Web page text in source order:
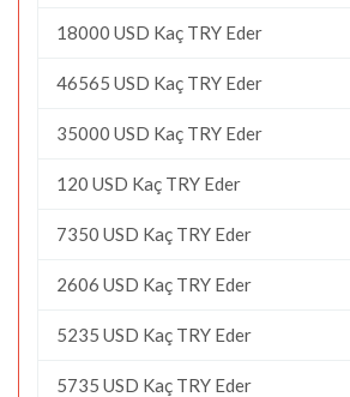
18000 USD Kaç TRY Eder
46565 USD Kaç TRY Eder
35000 USD Kaç TRY Eder
120 USD Kaç TRY Eder
7350 USD Kaç TRY Eder
2606 USD Kaç TRY Eder
5235 USD Kaç TRY Eder
5735 USD Kaç TRY Eder